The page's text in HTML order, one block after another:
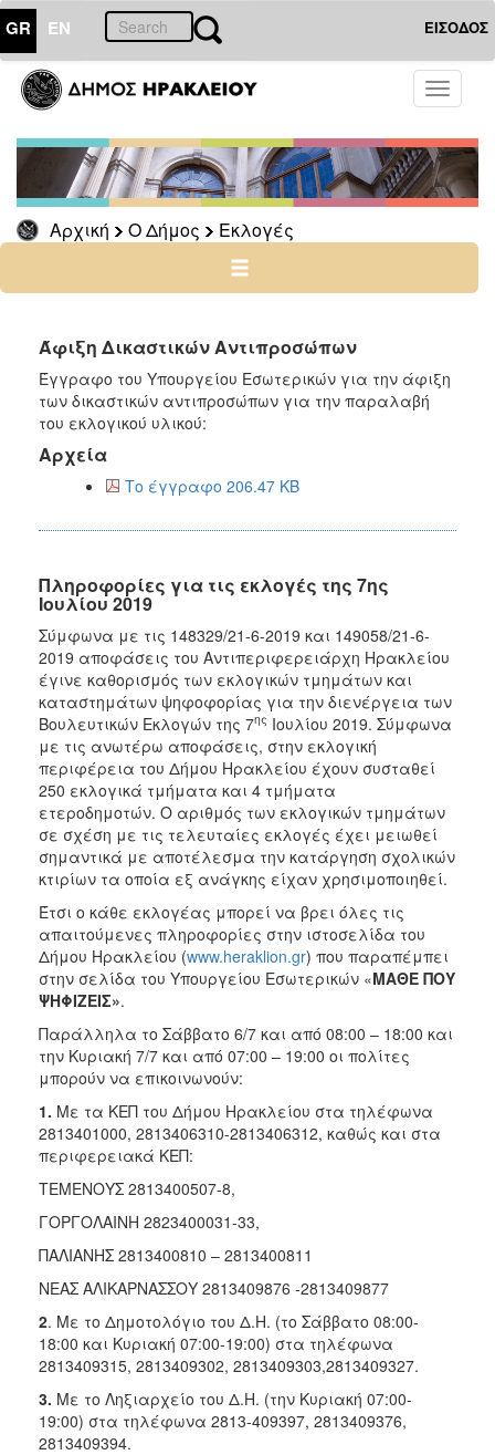
GR EN ΕΙΣΟΔΟΣ
Toggle
Αρχική Ο Δήμος Εκλογές
ΔΗΜΟΣ
Εκλογές
Μάϊος
2024
Οκτώβριος
Μάϊος
2019
Σεπτέμβριος
2015
Δημοψήφισμα
2015
2015
Εκλογές
ΤΟΠΟΣ
ΠΟΛΙΤΙΣΜΟΣ
ΑΝΘΕΚΤΙΚΗ
ΠΟΛΗ
Άφιξη Δικαστικών Αντιπροσώπων
Έγγραφο του Υπουργείου Εσωτερικών για την άφιξη
των δικαστικών αντιπροσώπων για την παραλαβή
του εκλογικού υλικού:
Αρχεία
Το έγγραφο 206.47 KB
Πληροφορίες για τις εκλογές της 7ης
Ιουλίου 2019
Σύμφωνα με τις 148329/21-6-2019 και 149058/21-6-
2019 αποφάσεις του Αντιπεριφερειάρχη Ηρακλείου
έγινε καθορισμός των εκλογικών τμημάτων και
καταστημάτων ψηφοφορίας για την διενέργεια των
Βουλευτικών Εκλογών της 7ης Ιουλίου 2019. Σύμφωνα
με τις ανωτέρω αποφάσεις, στην εκλογική
περιφέρεια του Δήμου Ηρακλείου έχουν συσταθεί
250 εκλογικά τμήματα και 4 τμήματα
ετεροδημοτών. Ο αριθμός των εκλογικών τμημάτων
σε σχέση με τις τελευταίες εκλογές έχει μειωθεί
σημαντικά με αποτέλεσμα την κατάργηση σχολικών
κτιρίων τα οποία εξ ανάγκης είχαν χρησιμοποιηθεί.
Έτσι ο κάθε εκλογέας μπορεί να βρει όλες τις
απαιτούμενες πληροφορίες στην ιστοσελίδα του
Δήμου Ηρακλείου (www.heraklion.gr) που παραπέμπει
στην σελίδα του Υπουργείου Εσωτερικών «ΜΑΘΕ ΠΟΥ
ΨΗΦΙΖΕΙΣ».
Παράλληλα το Σάββατο 6/7 και από 08:00 – 18:00 και
την Κυριακή 7/7 και από 07:00 – 19:00 οι πολίτες
μπορούν να επικοινωνούν:
1. Με τα ΚΕΠ του Δήμου Ηρακλείου στα τηλέφωνα
2813401000, 2813406310-2813406312, καθώς και στα
περιφερειακά ΚΕΠ:
ΤΕΜΕΝΟΥΣ 2813400507-8,
ΓΟΡΓΟΛΑΙΝΗ 2823400031-33,
ΠΑΛΙΑΝΗΣ 2813400810 – 2813400811
ΝΕΑΣ ΑΛΙΚΑΡΝΑΣΣΟΥ 2813409876 -2813409877
2. Με το Δημοτολόγιο του Δ.Η. (το Σάββατο 08:00-
18:00 και Κυριακή 07:00-19:00) στα τηλέφωνα
2813409315, 2813409302, 2813409303,2813409327.
3. Με το Ληξιαρχείο του Δ.Η. (την Κυριακή 07:00-
19:00) στα τηλέφωνα 2813-409397, 2813409376,
2813409394.